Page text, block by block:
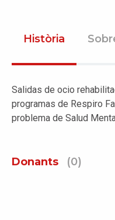
Història
Salidas de ocio
programas de Respiro
problema de Salud
Donants (0)